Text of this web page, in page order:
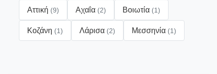
Αττική (9) Αχαΐα (2) Βοιωτία (1)
Κοζάνη (1) Λάρισα (2) Μεσσηνία (1)